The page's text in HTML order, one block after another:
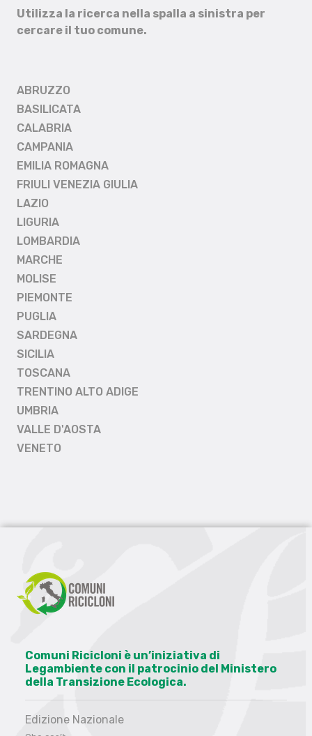
Utilizza la ricerca nella spalla a sinistra per
cercare il tuo comune.
ABRUZZO
BASILICATA
CALABRIA
CAMPANIA
EMILIA ROMAGNA
FRIULI VENEZIA GIULIA
LAZIO
LIGURIA
LOMBARDIA
MARCHE
MOLISE
PIEMONTE
PUGLIA
SARDEGNA
SICILIA
TOSCANA
TRENTINO ALTO ADIGE
UMBRIA
VALLE D'AOSTA
VENETO
Comuni Ricicloni è un’iniziativa di
Legambiente con il patrocinio del Ministero
della Transizione Ecologica.
Edizione Nazionale